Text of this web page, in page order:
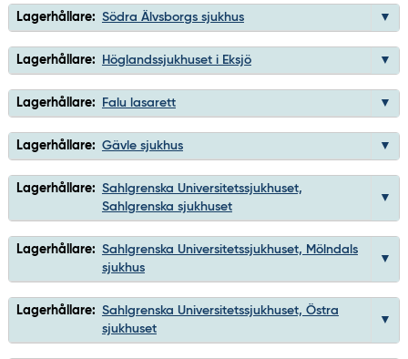
Lagerhållare: Södra Älvsborgs sjukhus
Lagerhållare: Höglandssjukhuset i Eksjö
Lagerhållare: Falu lasarett
Lagerhållare: Gävle sjukhus
Lagerhållare: Sahlgrenska Universitetssjukhuset,
Sahlgrenska sjukhuset
Lagerhållare: Sahlgrenska Universitetssjukhuset, Mölndals
sjukhus
Lagerhållare: Sahlgrenska Universitetssjukhuset, Östra
sjukhuset